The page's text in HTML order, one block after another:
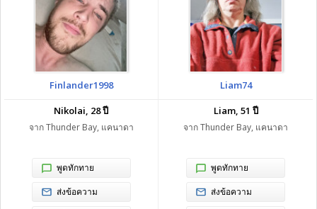
Finlander1998
Nikolai, 28 ปี
จาก Thunder Bay, แคนาดา
พูดทักทาย
ส่งข้อความ
Liam74
Liam, 51 ปี
จาก Thunder Bay, แคนาดา
พูดทักทาย
ส่งข้อความ